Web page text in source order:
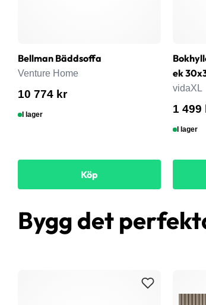
Bellman Bäddsoffa
Venture Home
10 774 kr
I lager
Köp
ek
vidaXL
1 499
I lager
Bygg det